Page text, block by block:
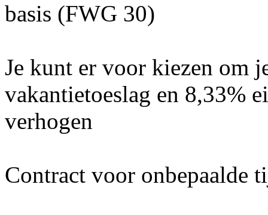
basis (FWG 30)
Je kunt er voor kiezen om
vakantietoeslag en 8,33%
verhogen
Contract voor onbepaalde